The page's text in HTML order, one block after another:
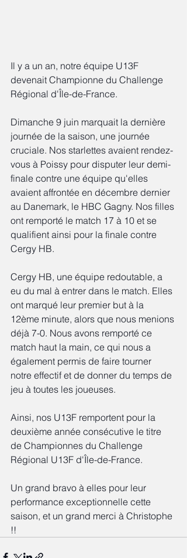
Il y a un an, notre équipe U13F
devenait Championne du Challenge
Régional d'Île-de-France.
Dimanche 9 juin marquait la dernière
journée de la saison, une journée
cruciale. Nos starlettes avaient rendez-
vous à Poissy pour disputer leur demi-
finale contre une équipe qu'elles
avaient affrontée en décembre dernier
au Danemark, le HBC Gagny. Nos filles
ont remporté le match 17 à 10 et se
qualifient ainsi pour la finale contre
Cergy HB.
Cergy HB, une équipe redoutable, a
eu du mal à entrer dans le match. Elles
ont marqué leur premier but à la
12ème minute, alors que nous menions
déjà 7-0. Nous avons remporté ce
match haut la main, ce qui nous a
également permis de faire tourner
notre effectif et de donner du temps de
jeu à toutes les joueuses.
Ainsi, nos U13F remportent pour la
deuxième année consécutive le titre
de Championnes du Challenge
Régional U13F d'Île-de-France.
Un grand bravo à elles pour leur
performance exceptionnelle cette
saison, et un grand merci à Christophe
!!